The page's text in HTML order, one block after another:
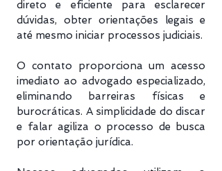
direto e eficiente para esclarecer
dúvidas, obter orientações legais e
até mesmo iniciar processos judiciais.
O contato proporciona um acesso
imediato ao advogado especializado,
eliminando barreiras físicas e
burocráticas. A simplicidade do discar
e falar agiliza o processo de busca
por orientação jurídica.